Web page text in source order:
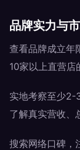
品牌实力与
查看品牌成立年
10家以上直营店
实地考察至少2-
了解真实营收、
搜索网络口碑，